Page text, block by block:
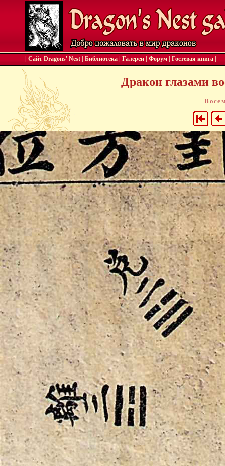
| Сайт Dragons' Nest Библиотека Галереи Форум Гостевая книга
Дракон глазами